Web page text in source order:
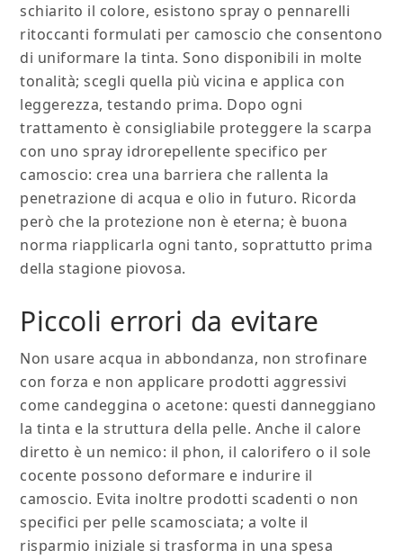
schiarito il colore, esistono spray o pennarelli
ritoccanti formulati per camoscio che consentono
di uniformare la tinta. Sono disponibili in molte
tonalità; scegli quella più vicina e applica con
leggerezza, testando prima. Dopo ogni
trattamento è consigliabile proteggere la scarpa
con uno spray idrorepellente specifico per
camoscio: crea una barriera che rallenta la
penetrazione di acqua e olio in futuro. Ricorda
però che la protezione non è eterna; è buona
norma riapplicarla ogni tanto, soprattutto prima
della stagione piovosa.
Piccoli errori da evitare
Non usare acqua in abbondanza, non strofinare
con forza e non applicare prodotti aggressivi
come candeggina o acetone: questi danneggiano
la tinta e la struttura della pelle. Anche il calore
diretto è un nemico: il phon, il calorifero o il sole
cocente possono deformare e indurire il
camoscio. Evita inoltre prodotti scadenti o non
specifici per pelle scamosciata; a volte il
risparmio iniziale si trasforma in una spesa